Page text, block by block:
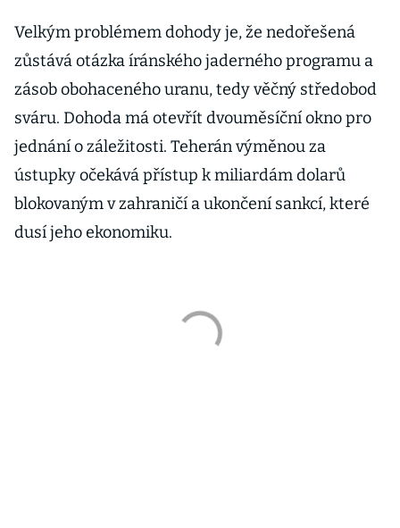
Velkým problémem dohody je, že nedořešená
zůstává otázka íránského jaderného programu a
zásob obohaceného uranu, tedy věčný středobod
sváru. Dohoda má otevřít dvouměsíční okno pro
jednání o záležitosti. Teherán výměnou za
ústupky očekává přístup k miliardám dolarů
blokovaným v zahraničí a ukončení sankcí, které
dusí jeho ekonomiku.